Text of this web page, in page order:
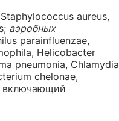
Staphylococcus aureus,
аэробных
parainfluenzae,
Helicobacter
pneumonia, Chlamydia
chelonae,
включающий